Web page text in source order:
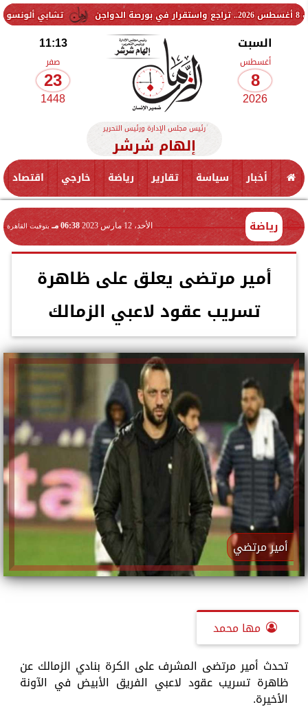
تشابي ألونسو يحسم موقف
السبت
أغسطس
8
2026
11:13
صفر
23
1448
رئيس مجلس الإدارة ورئيس التحرير
إلهام شرشر
أخبار سياسة تقارير رياضة خارجي اقتصاد
رياضة الأحد، 12 مارس 2023 06:38 مـ بتوقيت القاهرة
أمير مرتضى يعلق على ظاهرة
تسريب عقود لاعبي الزمالك
أمير مرتضي
مها محمد
تحدث أمير مرتضى المشرف على الكرة بنادي الزمالك عن
ظاهرة تسريب عقود لاعبي الفريق الأبيض في الآونة
الأخيرة.